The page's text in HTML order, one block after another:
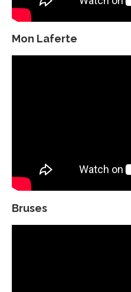
Mon Laferte
Bruses